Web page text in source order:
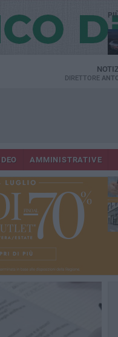
DIRETTORE
AMMINISTRATIVE